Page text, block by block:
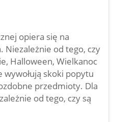
opiera się na
Niezależnie od tego, czy
Halloween, Wielkanoc
wywołują skoki popytu
przedmioty. Dla
od tego, czy są